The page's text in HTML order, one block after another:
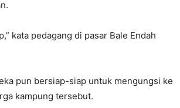
kata pedagang di pasar Bale Endah
pun bersiap-siap untuk mengungsi ke
kampung tersebut.